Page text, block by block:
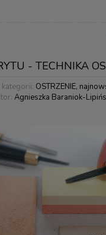
- TECHNIKA
kategorii: OSTRZENIE,
Agnieszka Baraniok-